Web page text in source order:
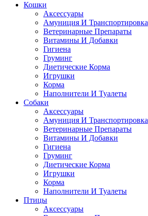
Кошки
Аксессуары
Амуниция И Транспортировка
Ветеринарные Препараты
Витамины И Добавки
Гигиена
Груминг
Диетические Корма
Игрушки
Корма
Наполнители И Туалеты
Собаки
Аксессуары
Амуниция И Транспортировка
Ветеринарные Препараты
Витамины И Добавки
Гигиена
Груминг
Диетические Корма
Игрушки
Корма
Наполнители И Туалеты
Птицы
Аксессуары